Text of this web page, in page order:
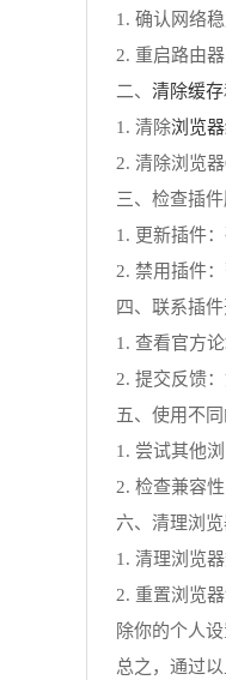
1. 确认网络
2. 重启路由
二、 清除缓存
1. 清除浏览
2. 清除浏览
三、检查插
1. 更新插件
2. 禁用插件
四、联系插
1. 查看官方
2. 提交反馈
五、使用不
1. 尝试其他
2. 检查兼容
六、清理浏
1. 清理浏览
2. 重置浏览
除你的个人
总之，通过